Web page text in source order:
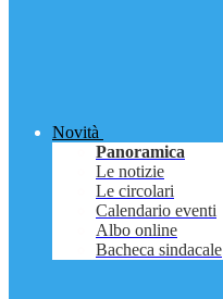
Novità
Panoramica
Le notizie
Le circolari
Calendario eventi
Albo online
Bacheca sindacale